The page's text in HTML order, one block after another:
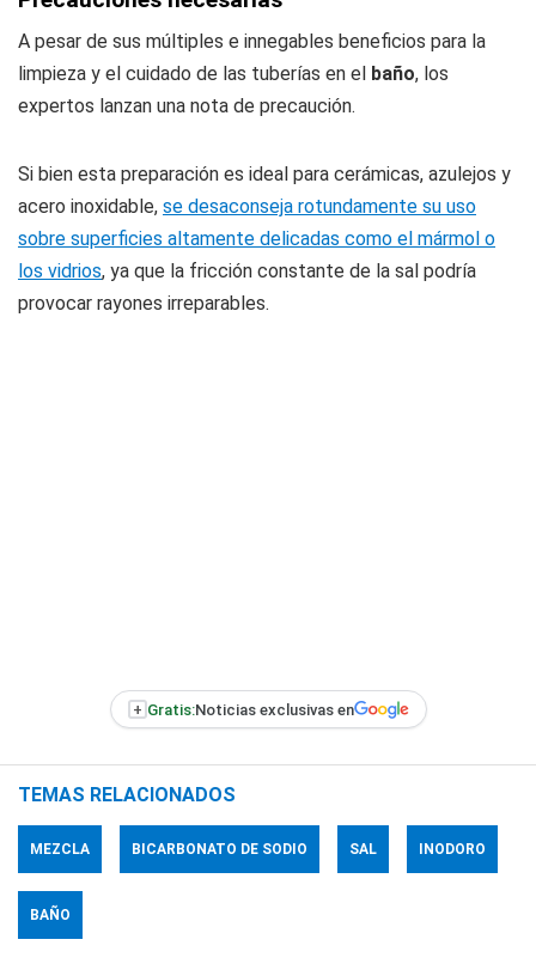
A pesar de sus múltiples e innegables beneficios para la
limpieza y el cuidado de las tuberías en el baño, los
expertos lanzan una nota de precaución.
Si bien esta preparación es ideal para cerámicas, azulejos y
acero inoxidable, se desaconseja rotundamente su uso
sobre superficies altamente delicadas como el mármol o
los vidrios, ya que la fricción constante de la sal podría
provocar rayones irreparables.
+ Gratis:Noticias exclusivas en
TEMAS RELACIONADOS
MEZCLA BICARBONATO DE SODIO SAL INODORO
BAÑO